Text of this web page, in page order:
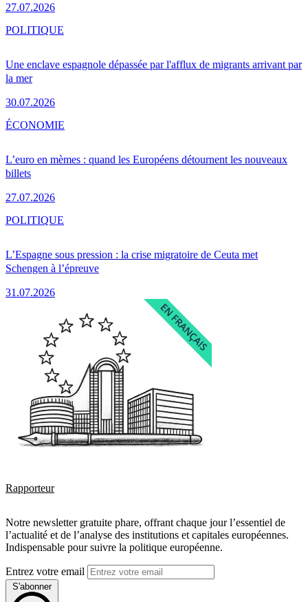
27.07.2026
Une enclave espagnole dépassée par l'afflux de migrants arrivant par
la mer
30.07.2026
POLITIQUE
L’euro en mèmes : quand les Européens détournent les nouveaux
billets
27.07.2026
ÉCONOMIE
L’Espagne sous pression : la crise migratoire de Ceuta met
Schengen à l’épreuve
31.07.2026
POLITIQUE
Rapporteur
Notre newsletter gratuite phare, offrant chaque jour l’essentiel de
l’actualité et de l’analyse des institutions et capitales européennes.
Indispensable pour suivre la politique européenne.
Entrez votre email
S'abonner